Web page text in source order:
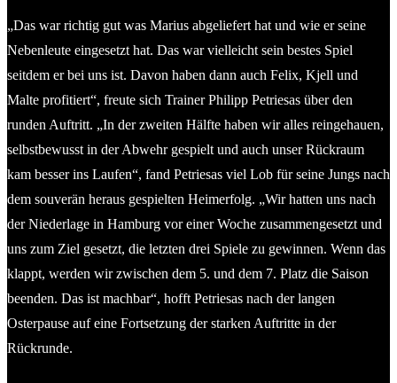
„Das war richtig gut was Marius abgeliefert hat und wie er seine
Nebenleute eingesetzt hat. Das war vielleicht sein bestes Spiel
seitdem er bei uns ist. Davon haben dann auch Felix, Kjell und
Malte profitiert“, freute sich Trainer Philipp Petriesas über den
runden Auftritt. „In der zweiten Hälfte haben wir alles reingehauen,
selbstbewusst in der Abwehr gespielt und auch unser Rückraum
kam besser ins Laufen“, fand Petriesas viel Lob für seine Jungs nach
dem souverän heraus gespielten Heimerfolg. „Wir hatten uns nach
der Niederlage in Hamburg vor einer Woche zusammengesetzt und
uns zum Ziel gesetzt, die letzten drei Spiele zu gewinnen. Wenn das
klappt, werden wir zwischen dem 5. und dem 7. Platz die Saison
beenden. Das ist machbar“, hofft Petriesas nach der langen
Osterpause auf eine Fortsetzung der starken Auftritte in der
Rückrunde.